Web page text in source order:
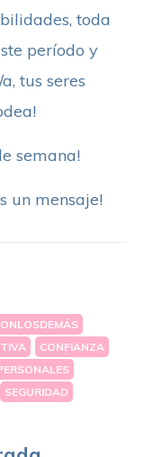
toda
período y
tus seres
semana!
un mensaje!
CONFIANZA
SEGURIDAD